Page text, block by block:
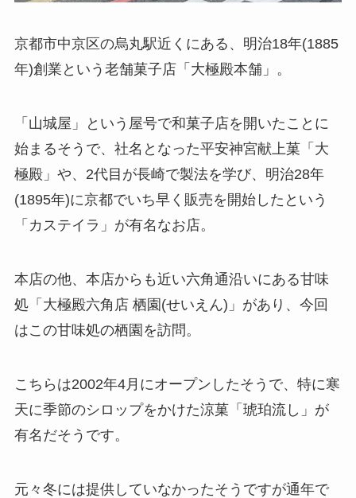
京都市中京区の烏丸駅近くにある、明治18年(1885
年)創業という老舗菓子店「大極殿本舗」。
「山城屋」という屋号で和菓子店を開いたことに
始まるそうで、社名となった平安神宮献上菓「大
極殿」や、2代目が長崎で製法を学び、明治28年
(1895年)に京都でいち早く販売を開始したという
「カステイラ」が有名なお店。
本店の他、本店からも近い六角通沿いにある甘味
処「大極殿六角店 栖園(せいえん)」があり、今回
はこの甘味処の栖園を訪問。
こちらは2002年4月にオープンしたそうで、特に寒
天に季節のシロップをかけた涼菓「琥珀流し」が
有名だそうです。
元々冬には提供していなかったそうですが通年で